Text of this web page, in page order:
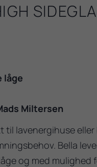
låge
Miltersen
til lavenergihuse
Bella
og med mulighed